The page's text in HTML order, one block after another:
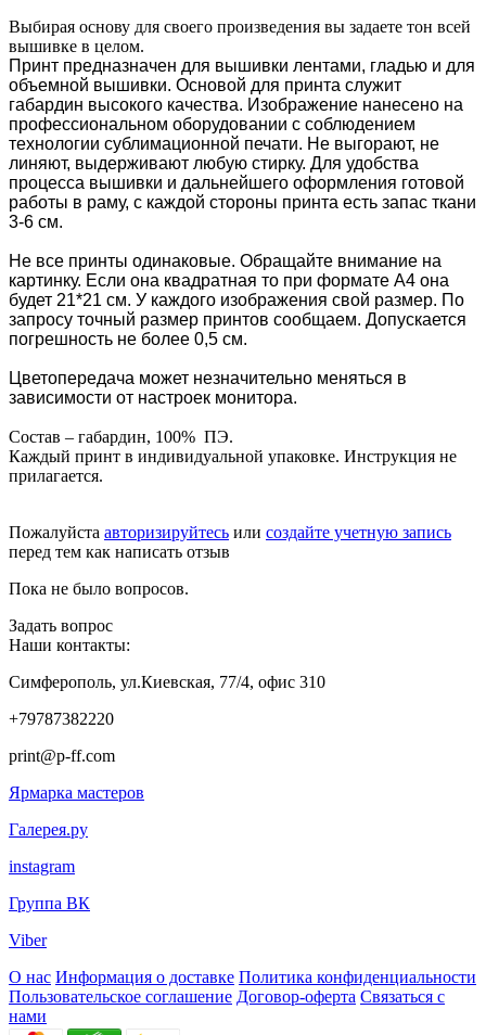
Выбирая основу для своего произведения вы задаете тон всей
вышивке в целом.
Принт предназначен для вышивки лентами, гладью и для
объемной вышивки. Основой для принта служит
габардин высокого качества. Изображение нанесено на
профессиональном оборудовании с соблюдением
технологии сублимационной печати. Не выгорают, не
линяют, выдерживают любую стирку. Для удобства
процесса вышивки и дальнейшего оформления готовой
работы в раму, с каждой стороны принта есть запас ткани
3-6 см.
Не все принты одинаковые. Обращайте внимание на
картинку. Если она квадратная то при формате А4 она
будет 21*21 см. У каждого изображения свой размер. По
запросу точный размер принтов сообщаем. Допускается
погрешность не более 0,5 см.
Цветопередача может незначительно меняться в
зависимости от настроек монитора.
Состав – габардин, 100% ПЭ.
Каждый принт в индивидуальной упаковке. Инструкция не
прилагается.
Пожалуйста авторизируйтесь или создайте учетную запись
перед тем как написать отзыв
Пока не было вопросов.
Задать вопрос
Наши контакты:
Симферополь, ул.Киевская, 77/4, офис 310
+79787382220
print@p-ff.com
Ярмарка мастеров
Галерея.ру
instagram
Группа ВК
Viber
О нас Информация о доставке Политика конфиденциальности
Пользовательское соглашение Договор-оферта Связаться с
нами